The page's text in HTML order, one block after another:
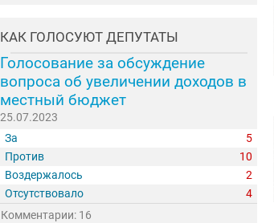
КАК ГОЛОСУЮТ ДЕПУТАТЫ
Голосование за обсуждение
вопроса об увеличении доходов в
местный бюджет
25.07.2023
За
5
Против
10
Воздержалось
2
Отсутствовало
4
Комментарии: 16